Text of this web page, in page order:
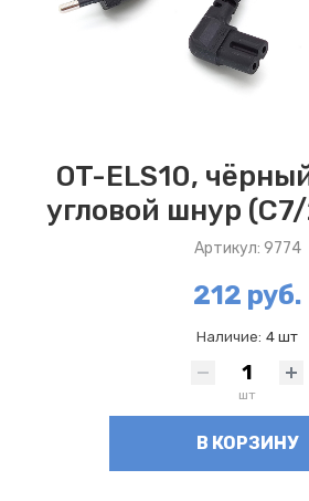
OT-ELS10,
угловой шнур
Артикул: 9774
212 руб.
Наличие: 4 шт
шт
В КОРЗИНУ